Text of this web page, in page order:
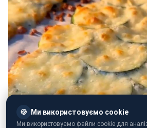
🍪 Ми використовуємо cookie
Ми використовуємо файли cookie для